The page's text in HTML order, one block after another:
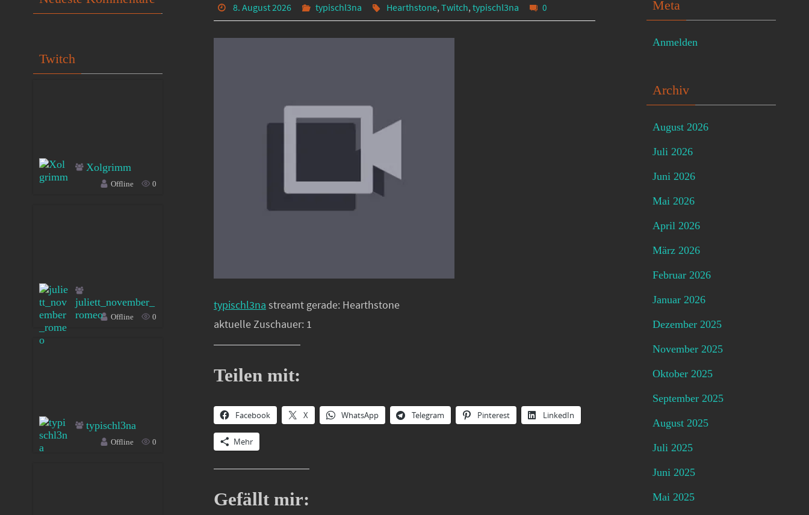
8. August 2026 typischl3na Hearthstone,Twitch,typischl3na 0
typischl3na streamt gerade: Hearthstone
aktuelle Zuschauer: 1
Teilen mit:
Facebook X WhatsApp Telegram Pinterest LinkedIn
Mehr
Gefällt mir:
Twitch
Xolgrimm
Offline 0
juliett_november_
romeo
Offline 0
typischl3na
Offline 0
Meta
Anmelden
Archiv
August 2026
Juli 2026
Juni 2026
Mai 2026
April 2026
März 2026
Februar 2026
Januar 2026
Dezember 2025
November 2025
Oktober 2025
September 2025
August 2025
Juli 2025
Juni 2025
Mai 2025